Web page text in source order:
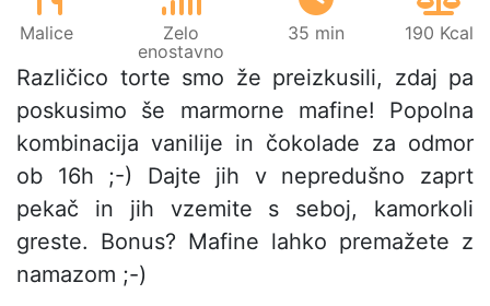
Malice
Zelo
enostavno
35 min 190 Kcal
Različico torte smo že preizkusili, zdaj pa
poskusimo še marmorne mafine! Popolna
kombinacija vanilije in čokolade za odmor
ob 16h ;-) Dajte jih v nepredušno zaprt
pekač in jih vzemite s seboj, kamorkoli
greste. Bonus? Mafine lahko premažete z
namazom ;-)